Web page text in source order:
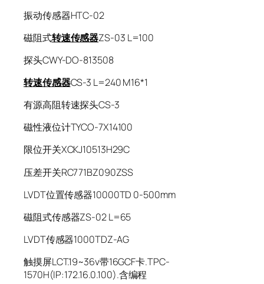
振动传感器HTC-02
磁阻式转速传感器ZS-03 L=100
探头CWY-DO-813508
转速传感器CS-3 L=240 M16*1
有源高阻转速探头CS-3
磁性液位计TYCO-7X14100
限位开关XCKJ10513H29C
压差开关RC771BZ090ZSS
LVDT位置传感器10000TD 0-500mm
磁阻式传感器ZS-02 L=65
LVDT传感器1000TDZ-AG
触摸屏LCT.19~36v带16GCF卡.TPC-
1570H(IP:172.16.0.100).含编程